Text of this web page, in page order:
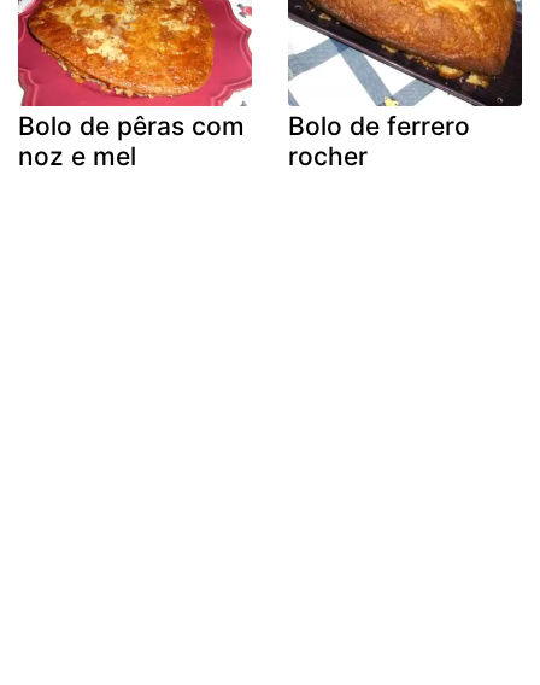
Bolo de pêras com
noz e mel
Bolo de ferrero
rocher